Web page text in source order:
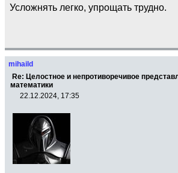
Усложнять легко, упрощать трудно.
mihaild
Re: Целостное и непротиворечивое
математики
22.12.2024, 17:35